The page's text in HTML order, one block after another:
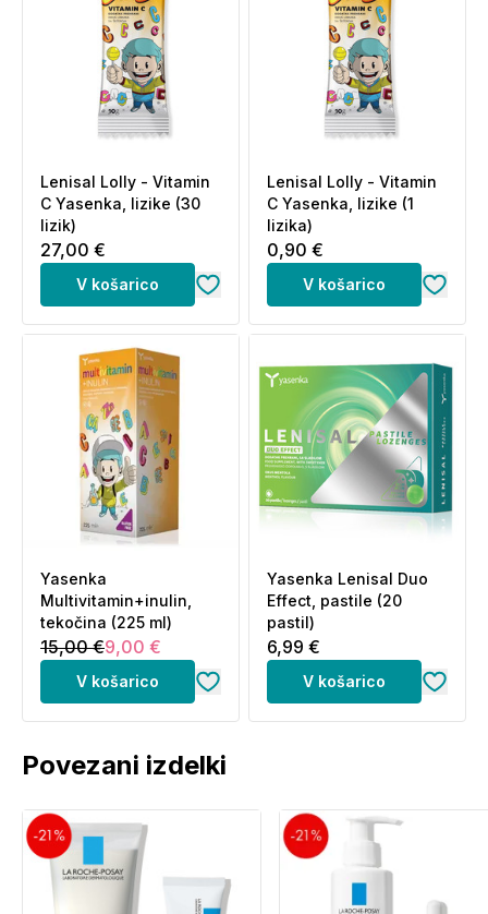
Lenisal Lolly - Vitamin
C Yasenka, lizike (30
lizik)
27,00 €
V košarico
Lenisal Lolly - Vitamin
C Yasenka, lizike (1
lizika)
0,90 €
V košarico
Yasenka
Multivitamin+inulin,
tekočina (225 ml)
15,00 €9,00 €
V košarico
Yasenka Lenisal Duo
Effect, pastile (20
pastil)
6,99 €
V košarico
Povezani izdelki